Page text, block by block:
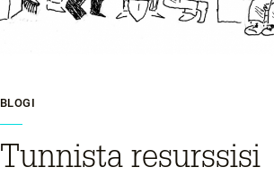
BLOGI
Tunnista resurssisi